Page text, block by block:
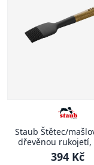
Staub Štětec/
dřevěnou rukojetí,
394 Kč